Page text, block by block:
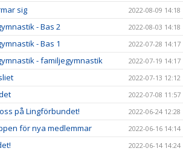
sig 2022-08-09 14:18
- Bas 2 2022-08-03 14:18
- Bas 1 2022-07-28 14:17
- familjegymnastik 2022-07-19 14:17
2022-07-13 12:12
2022-07-08 11:57
på Lingförbundet! 2022-06-24 12:28
för nya medlemmar 2022-06-16 14:14
2022-06-14 14:24